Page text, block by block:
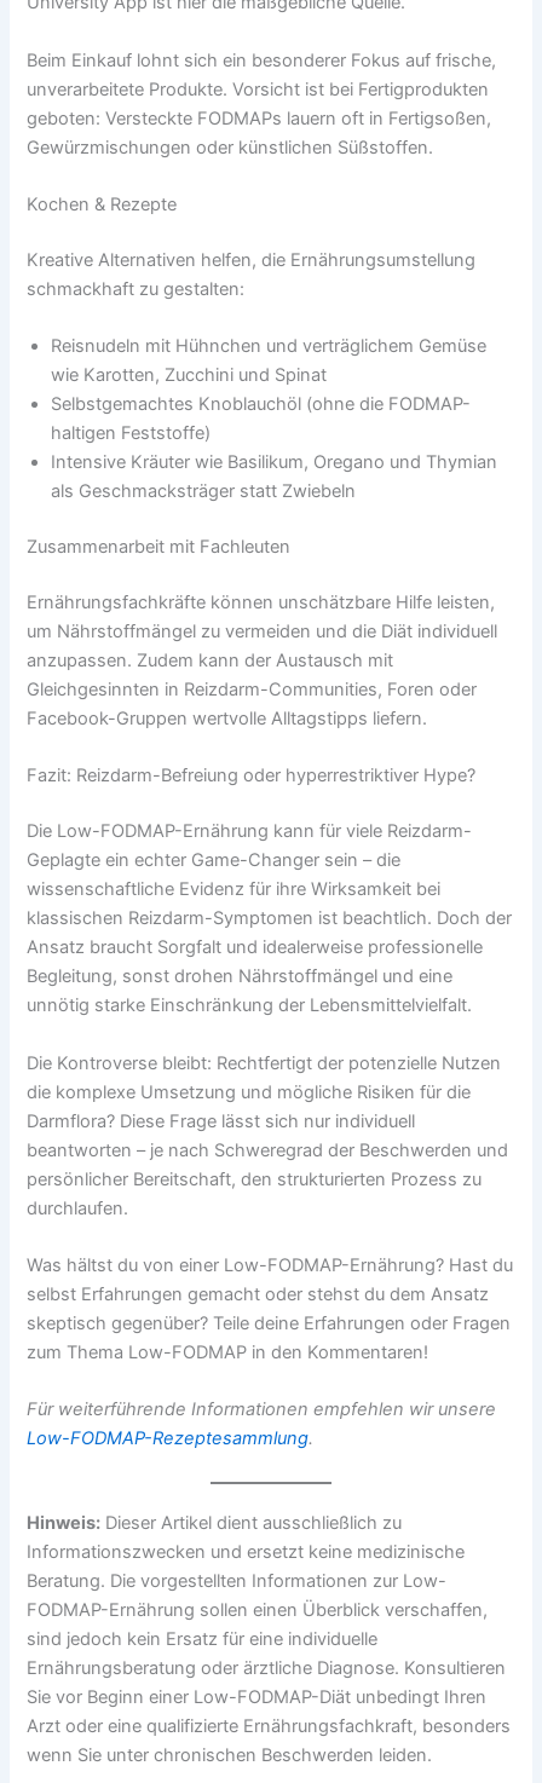
Beim Einkauf lohnt sich ein besonderer Fokus auf frische,
unverarbeitete Produkte. Vorsicht ist bei Fertigprodukten
geboten: Versteckte FODMAPs lauern oft in Fertigsoßen,
Gewürzmischungen oder künstlichen Süßstoffen.
Kochen & Rezepte
Kreative Alternativen helfen, die Ernährungsumstellung
schmackhaft zu gestalten:
Reisnudeln mit Hühnchen und verträglichem Gemüse
wie Karotten, Zucchini und Spinat
Selbstgemachtes Knoblauchöl (ohne die FODMAP-
haltigen Feststoffe)
Intensive Kräuter wie Basilikum, Oregano und Thymian
als Geschmacksträger statt Zwiebeln
Zusammenarbeit mit Fachleuten
Ernährungsfachkräfte können unschätzbare Hilfe leisten,
um Nährstoffmängel zu vermeiden und die Diät individuell
anzupassen. Zudem kann der Austausch mit
Gleichgesinnten in Reizdarm-Communities, Foren oder
Facebook-Gruppen wertvolle Alltagstipps liefern.
Fazit: Reizdarm-Befreiung oder hyperrestriktiver Hype?
Die Low-FODMAP-Ernährung kann für viele Reizdarm-
Geplagte ein echter Game-Changer sein – die
wissenschaftliche Evidenz für ihre Wirksamkeit bei
klassischen Reizdarm-Symptomen ist beachtlich. Doch der
Ansatz braucht Sorgfalt und idealerweise professionelle
Begleitung, sonst drohen Nährstoffmängel und eine
unnötig starke Einschränkung der Lebensmittelvielfalt.
Die Kontroverse bleibt: Rechtfertigt der potenzielle Nutzen
die komplexe Umsetzung und mögliche Risiken für die
Darmflora? Diese Frage lässt sich nur individuell
beantworten – je nach Schweregrad der Beschwerden und
persönlicher Bereitschaft, den strukturierten Prozess zu
durchlaufen.
Was hältst du von einer Low-FODMAP-Ernährung? Hast du
selbst Erfahrungen gemacht oder stehst du dem Ansatz
skeptisch gegenüber? Teile deine Erfahrungen oder Fragen
zum Thema Low-FODMAP in den Kommentaren!
Für weiterführende Informationen empfehlen wir unsere
Low-FODMAP-Rezeptesammlung.
Hinweis: Dieser Artikel dient ausschließlich zu
Informationszwecken und ersetzt keine medizinische
Beratung. Die vorgestellten Informationen zur Low-
FODMAP-Ernährung sollen einen Überblick verschaffen,
sind jedoch kein Ersatz für eine individuelle
Ernährungsberatung oder ärztliche Diagnose. Konsultieren
Sie vor Beginn einer Low-FODMAP-Diät unbedingt Ihren
Arzt oder eine qualifizierte Ernährungsfachkraft, besonders
wenn Sie unter chronischen Beschwerden leiden.